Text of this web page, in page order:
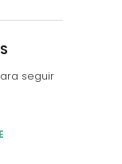
seguir